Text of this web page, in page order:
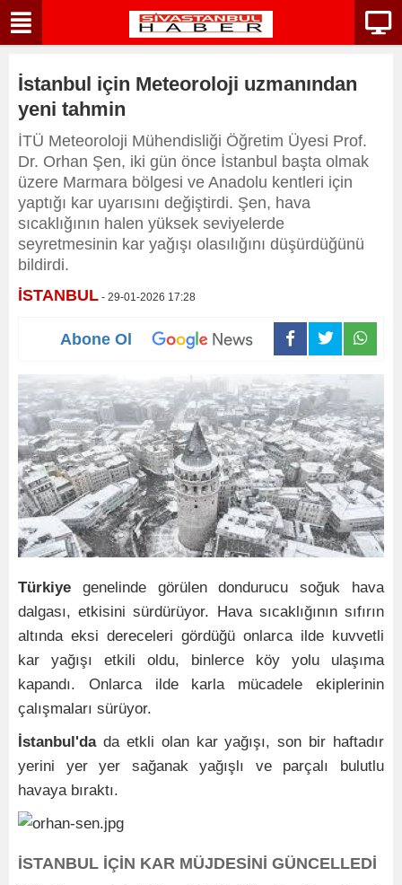
İstanbul için Meteoroloji uzmanından
yeni tahmin
İTÜ Meteoroloji Mühendisliği Öğretim Üyesi Prof.
Dr. Orhan Şen, iki gün önce İstanbul başta olmak
üzere Marmara bölgesi ve Anadolu kentleri için
yaptığı kar uyarısını değiştirdi. Şen, hava
sıcaklığının halen yüksek seviyelerde
seyretmesinin kar yağışı olasılığını düşürdüğünü
bildirdi.
İSTANBUL - 29-01-2026 17:28
Abone Ol
Türkiye genelinde görülen dondurucu soğuk hava
dalgası, etkisini sürdürüyor. Hava sıcaklığının sıfırın
altında eksi dereceleri gördüğü onlarca ilde kuvvetli
kar yağışı etkili oldu, binlerce köy yolu ulaşıma
kapandı. Onlarca ilde karla mücadele ekiplerinin
çalışmaları sürüyor.
İstanbul'dada etkli olan kar yağışı, son bir haftadır
yerini yer yer sağanak yağışlı ve parçalı bulutlu
havaya bıraktı.
İSTANBUL İÇİN KAR MÜJDESİNİ GÜNCELLEDİ